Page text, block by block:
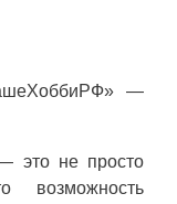
—
это не просто
возможность